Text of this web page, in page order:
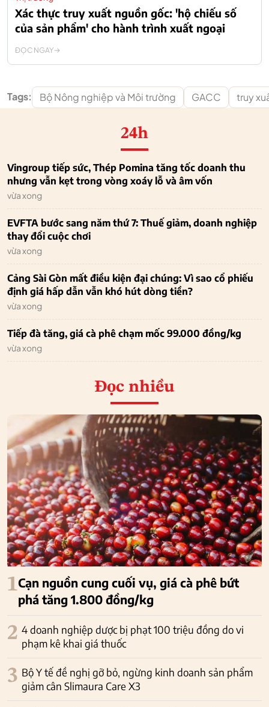
Xác thực truy xuất nguồn gốc: 'hộ chiếu số
của sản phẩm' cho hành trình xuất ngoại
ĐỌC NGAY
Tags: Bộ Nông nghiệp và Môi trường GACC truy
24h
Vingroup tiếp sức, Thép Pomina tăng tốc doanh thu
nhưng vẫn kẹt trong vòng xoáy lỗ và âm vốn
vừa xong
EVFTA bước sang năm thứ 7: Thuế giảm, doanh nghiệp
thay đổi cuộc chơi
vừa xong
Cảng Sài Gòn mất điều kiện đại chúng: Vì sao cổ phiếu
định giá hấp dẫn vẫn khó hút dòng tiền?
vừa xong
Tiếp đà tăng, giá cà phê chạm mốc 99.000 đồng/kg
vừa xong
Đọc nhiều
1Cạn nguồn cung cuối vụ, giá cà phê bứt
phá tăng 1.800 đồng/kg
2 4 doanh nghiệp dược bị phạt 100 triệu đồng do vi
phạm kê khai giá thuốc
3 Bộ Y tế đề nghị gỡ bỏ, ngừng kinh doanh sản phẩm
giảm cân Slimaura Care X3